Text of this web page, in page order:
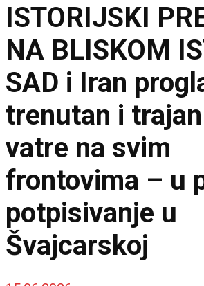
ISTORIJSKI
NA BLISKOM
SAD i Iran
trenutan i
vatre na svim
frontovima – u
potpisivanje u
Švajcarskoj